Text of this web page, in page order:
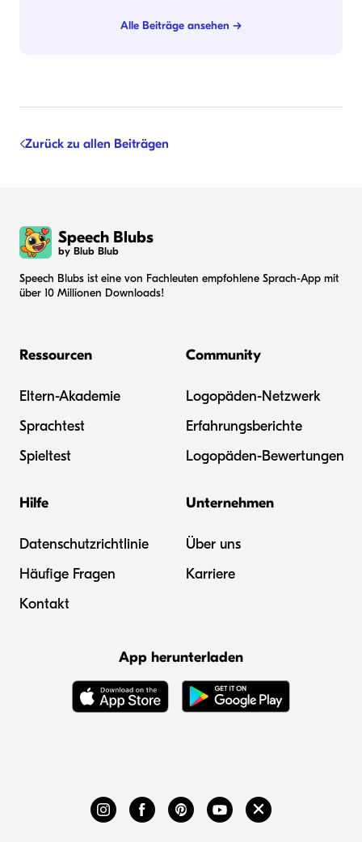
Alle Beiträge ansehen →
Zurück zu allen Beiträgen
Speech Blubs
by Blub Blub
Speech Blubs ist eine von Fachleuten empfohlene Sprach-App mit
über 10 Millionen Downloads!
Ressourcen
Eltern-Akademie
Sprachtest
Spieltest
Community
Logopäden-Netzwerk
Erfahrungsberichte
Logopäden-Bewertungen
Hilfe
Datenschutzrichtlinie
Häufige Fragen
Kontakt
Unternehmen
Über uns
Karriere
App herunterladen